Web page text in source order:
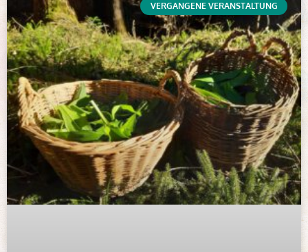
VERGANGENE VERANSTALTUNG